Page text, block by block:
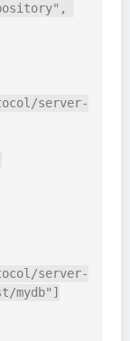
server-
server-
mydb"]